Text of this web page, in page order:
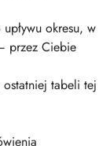
okresu, w
przez Ciebie
tabeli tej